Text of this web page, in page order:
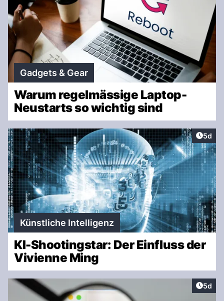
Gadgets & Gear
Warum regelmässige Laptop-
Neustarts so wichtig sind
5d
Künstliche Intelligenz
KI-Shootingstar: Der Einfluss der
Vivienne Ming
5d